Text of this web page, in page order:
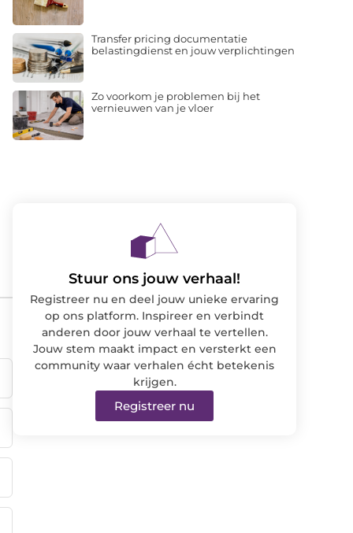
Transfer pricing documentatie
belastingdienst en jouw verplichtingen
Zo voorkom je problemen bij het
vernieuwen van je vloer
Stuur ons jouw verhaal!
Registreer nu en deel jouw unieke ervaring
op ons platform. Inspireer en verbindt
anderen door jouw verhaal te vertellen.
Jouw stem maakt impact en versterkt een
community waar verhalen écht betekenis
krijgen.
Registreer nu